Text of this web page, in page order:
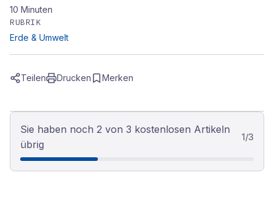
10 Minuten
RUBRIK
Erde & Umwelt
Teilen Drucken Merken
Sie haben noch 2 von 3 kostenlosen Artikeln
übrig
1/3